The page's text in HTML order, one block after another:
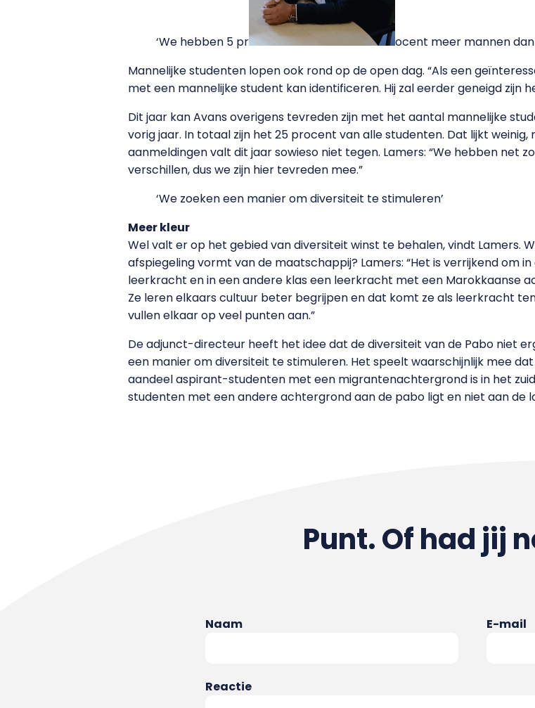
‘We hebben 5 pr
ocent meer mannen dan
Mannelijke studenten lopen ook rond op de open dag. “Als een
met een mannelijke student kan identificeren. Hij zal eerder geneigd zijn
Dit jaar kan Avans overigens tevreden zijn met het aantal mannelijke
vorig jaar. In totaal zijn het 25 procent van alle studenten. Dat lijkt weinig,
aanmeldingen valt dit jaar sowieso niet tegen. Lamers: “We hebben net
verschillen, dus we zijn hier tevreden mee.”
‘We zoeken een manier om diversiteit te stimuleren’
Meer kleur
Wel valt er op het gebied van diversiteit winst te behalen, vindt Lamers.
afspiegeling vormt van de maatschappij? Lamers: “Het is verrijkend om
leerkracht en in een andere klas een leerkracht met een Marokkaanse
Ze leren elkaars cultuur beter begrijpen en dat komt ze als leerkracht
vullen elkaar op veel punten aan.”
De adjunct-directeur heeft het idee dat de diversiteit van de Pabo niet
een manier om diversiteit te stimuleren. Het speelt waarschijnlijk mee
aandeel aspirant-studenten met een migrantenachtergrond is in het
studenten met een andere achtergrond aan de pabo ligt en niet aan de
Punt. Of had jij
Naam E-mail
Reactie